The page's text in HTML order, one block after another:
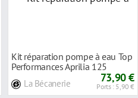
Kit réparation pompe à eau Top
Performances Aprilia 125
La Bécanerie 73,90 €
Ports : 5,90 €